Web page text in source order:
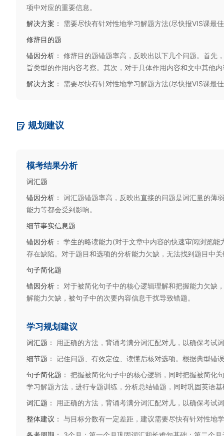
项中对应的重要信息。
解决方案： 需要尽快有针对性地学习解题方法(尽快报VIS课最
修辞目的题
错因分析： 修辞目的题错题率高，反映出以下几个问题。首先
旨类型的作用内容考察。其次，对于具体作用内容和文中其他
解决方案： 需要尽快有针对性地学习解题方法(尽快报VIS课最
规划建议
模考结果分析
词汇题
错因分析： 词汇题错题率高，反映出直接的问题是词汇量的薄
能力等都会受到影响。
细节事实信息题
错因分析： 学生的略读能力(对于文章中内容的快速审阅浏览
存在缺陷。对于题目和选项的分析能力欠缺，无法找到题目中
句子简化题
错因分析： 对于被简化句子中的核心逻辑理解和把握能力欠缺
解能力欠缺，被句子中的次要内容信息干扰导致错题。
学习规划建议
词汇题：
用正确的方法，背诵考满分词汇配对儿，以确保考试
细节题： 记住问题、有效定位、读懂后核对选项。根据典型错
句子简化题： 把握被简化句子中的核心逻辑，同时把握被简化
学习解题方法，进行专题训练，分析总结错题，同时巩固英语
词汇题：
用正确的方法，背诵考满分词汇配对儿，以确保考试
整体建议： 与目标分数有一定差距，建议需要尽快有针对性地